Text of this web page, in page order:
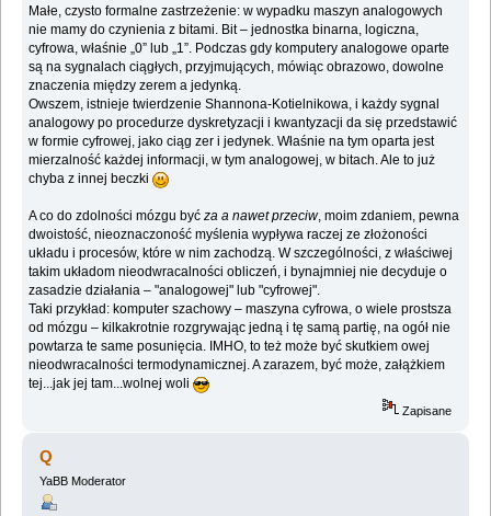
Małe, czysto formalne zastrzeżenie: w wypadku maszyn analogowych
nie mamy do czynienia z bitami. Bit – jednostka binarna, logiczna,
cyfrowa, właśnie „0” lub „1”. Podczas gdy komputery analogowe oparte
są na sygnalach ciągłych, przyjmujących, mówiąc obrazowo, dowolne
znaczenia między zerem a jedynką.
Owszem, istnieje twierdzenie Shannona-Kotielnikowa, i każdy sygnal
analogowy po procedurze dyskretyzacji i kwantyzacji da się przedstawić
w formie cyfrowej, jako ciąg zer i jedynek. Właśnie na tym oparta jest
mierzalność każdej informacji, w tym analogowej, w bitach. Ale to już
chyba z innej beczki
A co do zdolności mózgu byćza a nawet przeciw, moim zdaniem, pewna
dwoistość, nieoznaczoność myślenia wypływa raczej ze złożoności
układu i procesów, które w nim zachodzą. W szczególności, z właściwej
takim układom nieodwracalności obliczeń, i bynajmniej nie decyduje o
zasadzie działania – "analogowej" lub "cyfrowej".
Taki przykład: komputer szachowy – maszyna cyfrowa, o wiele prostsza
od mózgu – kilkakrotnie rozgrywając jedną i tę samą partię, na ogół nie
powtarza te same posunięcia. IMHO, to też może być skutkiem owej
nieodwracalności termodynamicznej. A zarazem, być może, załążkiem
tej...jak jej tam...wolnej woli
Zapisane
Q
YaBB Moderator